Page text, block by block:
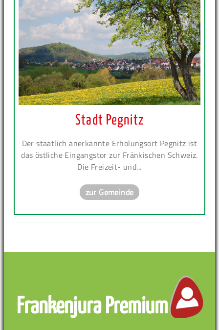
Stadt Pegnitz
Der staatlich anerkannte Erholungsort Pegnitz ist
das östliche Eingangstor zur Fränkischen Schweiz.
Die Freizeit- und...
zur Gemeinde
Frankenjura Premium